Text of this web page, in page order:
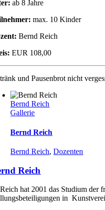
ab 8 Jahre
max. 10 Kinder
Bernd Reich
EUR 108,00
und Pausenbrot nicht
Bernd Reich
Gallerie
Bernd Reich
Bernd Reich,Dozenten
Reich
hat 2001 das Studium der
in